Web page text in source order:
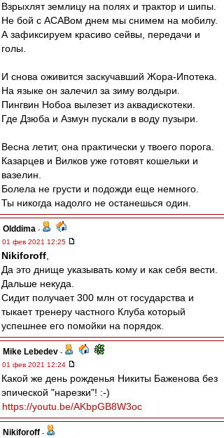
Взрыхлят землицу на полях и трактор и шипы.
Не бой с ACABом днем мы снимем на мобилу.
А зафиксируем красиво сейвы, передачи и
голы.
И снова оживится заскучавший Жора-Ипотека.
На языке он залечил за зиму волдыри.
Пингвин Нобоа вылезет из аквадискотеки.
Где Дзюба и Азмун пускали в воду пузыри.
Весна летит, она практически у твоего порога.
Казарцев и Вилков уже готовят кошельки и
вазелин.
Болела не грусти и подожди еще немного.
Ты никогда надолго не останешься один.
Olddima -
01 фев 2021 12:25
Nikiforoff
Да это днище указывать кому и как себя вести.
Дальше некуда.
Сидит получает 300 млн от государства и
тыкает тренеру частного Клуба который
успешнее его помойки на порядок.
Mike Lebedev -
01 фев 2021 12:24
Какой же день рожденья Никиты Баженова без
эпической "нарезки"! :-)
https://youtu.be/AKbpGB8W3oc
Nikiforoff -